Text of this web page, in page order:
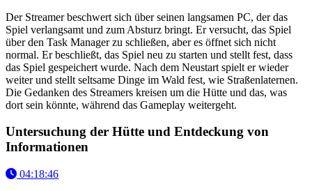
Der Streamer beschwert sich über seinen langsamen PC, der das
Spiel verlangsamt und zum Absturz bringt. Er versucht, das Spiel
über den Task Manager zu schließen, aber es öffnet sich nicht
normal. Er beschließt, das Spiel neu zu starten und stellt fest, dass
das Spiel gespeichert wurde. Nach dem Neustart spielt er wieder
weiter und stellt seltsame Dinge im Wald fest, wie Straßenlaternen.
Die Gedanken des Streamers kreisen um die Hütte und das, was
dort sein könnte, während das Gameplay weitergeht.
Untersuchung der Hütte und Entdeckung von
Informationen
04:18:46